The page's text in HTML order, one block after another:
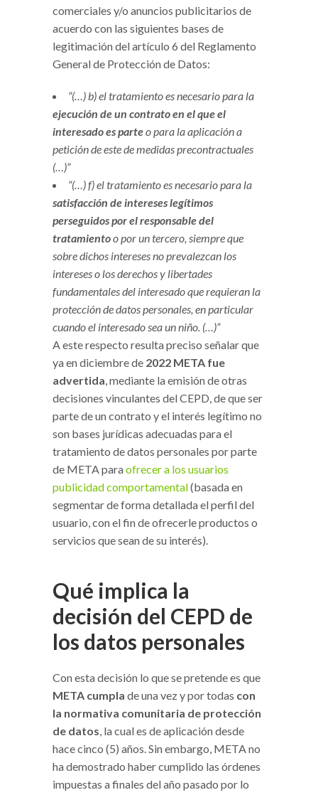
comerciales y/o anuncios publicitarios de
acuerdo con las siguientes bases de
legitimación del artículo 6 del Reglamento
General de Protección de Datos:
“(…) b) el tratamiento es necesario para la
ejecución de un contrato en el que el
interesado es parteo para la aplicación a
petición de este de medidas precontractuales
(…)”
“(…) f) el tratamiento es necesario para la
satisfacción de intereses legítimos
perseguidos por el responsable del
tratamientoo por un tercero, siempre que
sobre dichos intereses no prevalezcan los
intereses o los derechos y libertades
fundamentales del interesado que requieran la
protección de datos personales, en particular
cuando el interesado sea un niño. (…)”
A este respecto resulta preciso señalar que
ya en diciembre de 2022 META fue
advertida, mediante la emisión de otras
decisiones vinculantes del CEPD, de que ser
parte de un contrato y el interés legítimo no
son bases jurídicas adecuadas para el
tratamiento de datos personales por parte
de META paraofrecer a los usuarios
publicidad comportamental(basada en
segmentar de forma detallada el perfil del
usuario, con el fin de ofrecerle productos o
servicios que sean de su interés).
Qué implica la
decisión del CEPD de
los datos personales
Con esta decisión lo que se pretende es que
META cumpla de una vez y por todas con
la normativa comunitaria de protección
de datos, la cual es de aplicación desde
hace cinco (5) años. Sin embargo, META no
ha demostrado haber cumplido las órdenes
impuestas a finales del año pasado por lo